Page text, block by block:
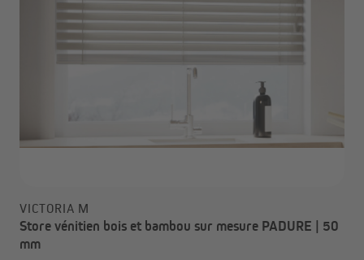
VICTORIA M
Store vénitien bois et bambou sur mesure PADURE | 50
mm